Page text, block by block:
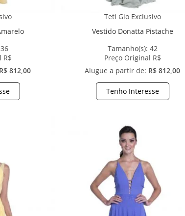
36
R$
R$ 812,00
Teti Gio Exclusivo
Vestido Donatta Pistache
Tamanho(s): 42
Preço Original R$
Alugue a partir de: R$ 812,00
Tenho Interesse